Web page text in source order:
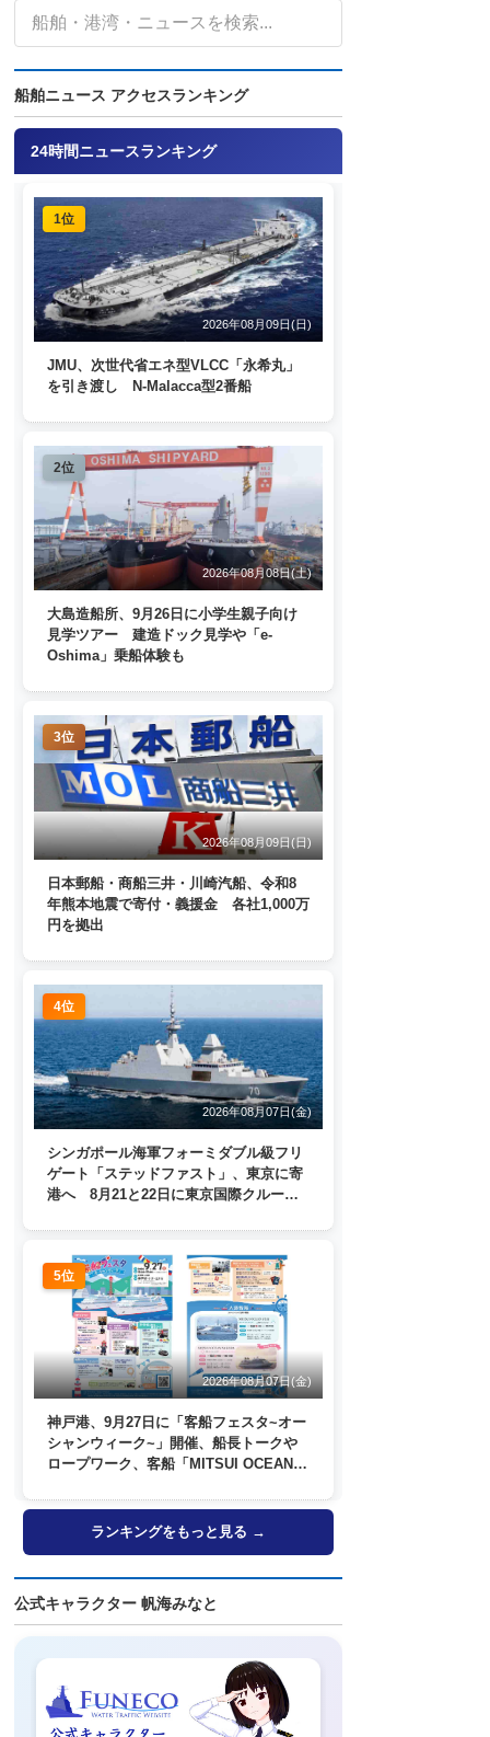
船舶ニュース アクセスランキング
24時間ニュースランキング
1位
2026年08月09日(日)
JMU、次世代省エネ型VLCC「永希丸」
を引き渡し N-Malacca型2番船
2位
2026年08月08日(土)
大島造船所、9月26日に小学生親子向け
見学ツアー 建造ドック見学や「e-
Oshima」乗船体験も
3位
2026年08月09日(日)
日本郵船・商船三井・川崎汽船、令和8
年熊本地震で寄付・義援金 各社1,000万
円を拠出
4位
2026年08月07日(金)
シンガポール海軍フォーミダブル級フリ
ゲート「ステッドファスト」、東京に寄
港へ 8月21と22日に東京国際クルーズ
5位
2026年08月07日(金)
神戸港、9月27日に「客船フェスタ~オー
シャンウィーク~」開催、船長トークや
ロープワーク、客船「MITSUI OCEAN
ランキングをもっと見る →
公式キャラクター 帆海みなと